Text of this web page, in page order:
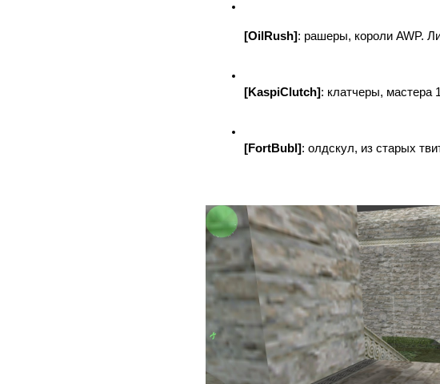
[OilRush]: рашеры, короли AWP.
[KaspiClutch]: клатчеры, мастера
[FortBubl]: олдскул, из старых